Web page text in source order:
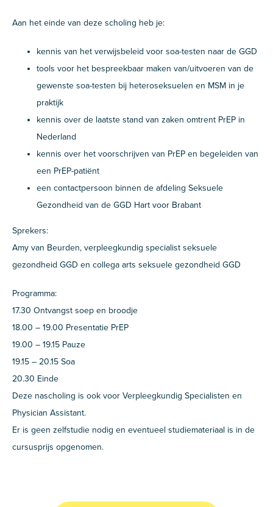
Aan het einde van deze scholing heb je:
kennis van het verwijsbeleid voor soa-testen naar de GGD
tools voor het bespreekbaar maken van/uitvoeren van de
gewenste soa-testen bij heteroseksuelen en MSM in je
praktijk
kennis over de laatste stand van zaken omtrent PrEP in
Nederland
kennis over het voorschrijven van PrEP en begeleiden van
een PrEP-patiënt
een contactpersoon binnen de afdeling Seksuele
Gezondheid van de GGD Hart voor Brabant
Sprekers:
Amy van Beurden, verpleegkundig specialist seksuele
gezondheid GGD en collega arts seksuele gezondheid GGD
Programma:
17.30 Ontvangst soep en broodje
18.00 – 19.00 Presentatie PrEP
19.00 – 19.15 Pauze
19.15 – 20.15 Soa
20.30 Einde
Deze nascholing is ook voor Verpleegkundig Specialisten en
Physician Assistant.
Er is geen zelfstudie nodig en eventueel studiemateriaal is in de
cursusprijs opgenomen.